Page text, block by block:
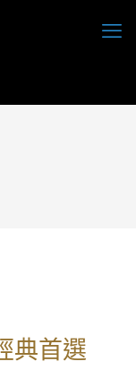
典首選